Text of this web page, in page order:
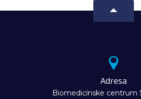
Adresa
Biomedicínske centrum